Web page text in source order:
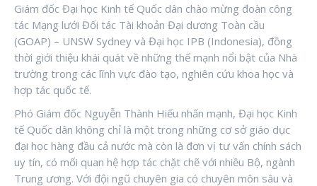
Giám đốc Đại học Kinh tế Quốc dân chào mừng đoàn công
tác Mạng lưới Đối tác Tài khoản Đại dương Toàn cầu
(GOAP) – UNSW Sydney và Đại học IPB (Indonesia), đồng
thời giới thiệu khái quát về những thế mạnh nổi bật của Nhà
trường trong các lĩnh vực đào tạo, nghiên cứu khoa học và
hợp tác quốc tế.
Phó Giám đốc Nguyễn Thành Hiếu nhấn mạnh, Đại học Kinh
tế Quốc dân không chỉ là một trong những cơ sở giáo dục
đại học hàng đầu cả nước mà còn là đơn vị tư vấn chính sách
uy tín, có mối quan hệ hợp tác chặt chẽ với nhiều Bộ, ngành
Trung ương. Với đội ngũ chuyên gia có chuyên môn sâu và